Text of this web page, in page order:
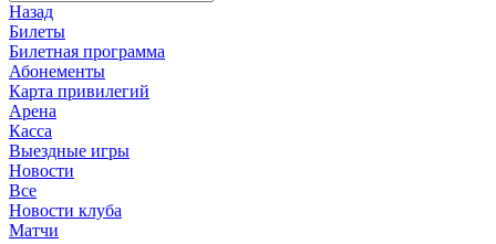
Назад
Билеты
Билетная программа
Абонементы
Карта привилегий
Арена
Касса
Выездные игры
Новости
Все
Новости клуба
Матчи